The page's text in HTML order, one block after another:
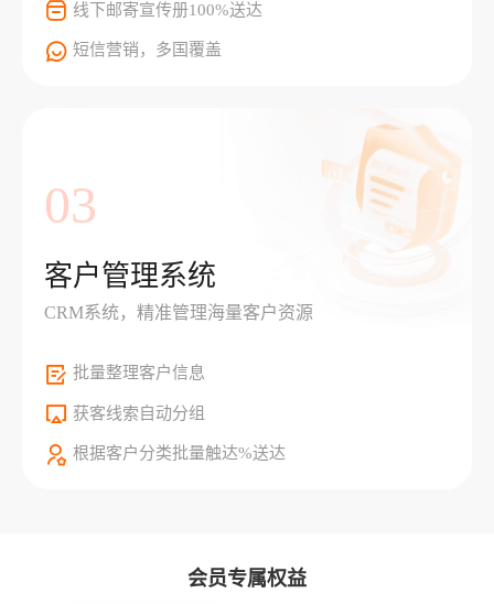
线下邮寄宣传册100%送达
短信营销，多国覆盖
03
客户管理系统
CRM系统，精准管理海量客户资源
批量整理客户信息
获客线索自动分组
根据客户分类批量触达%送达
会员专属权益